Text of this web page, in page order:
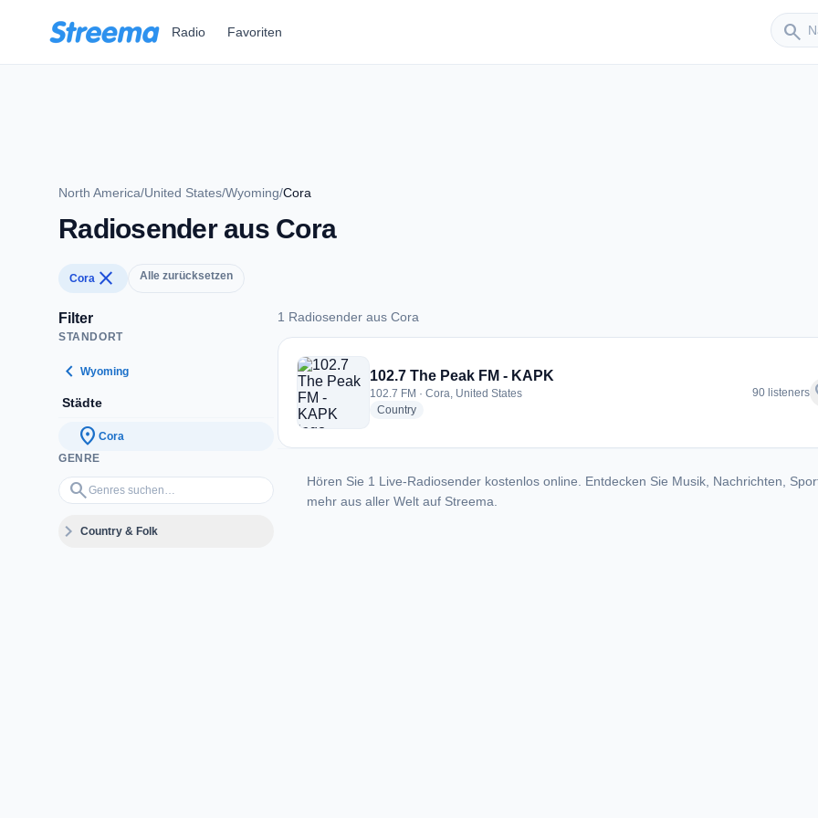
Radio Favoriten search
Sender
North America/United States/Wyoming/Cora
Radiosender aus Cora
Cora close Alle zurücksetzen
Filter
STANDORT
chevron_left Wyoming
Städte
location_on Cora
GENRE
search
Genres suchen…
expand_moreCountry & Folk
1 Radiosender aus Cora
1 Radiosender aus Cora
102.7 The Peak FM - KAPK
102.7 FM · Cora, United States
Countryradio stations
90 listeners
Hören Sie 1 Live-Radiosender kostenlos online. Entdecken Sie Musik, Nachrichten,
mehr aus aller Welt auf Streema.